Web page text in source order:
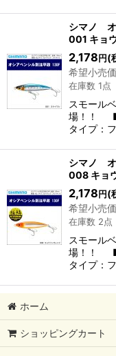
シマノ
001 キョ
2,178 円 (
希望小売
在庫数 1点
スモール
場！！ ■
タイプ：
シマノ
008 キョ
2,178 円 (
希望小売
在庫数 2点
スモール
場！！ ■
タイプ：
ホーム
ショッピングカート